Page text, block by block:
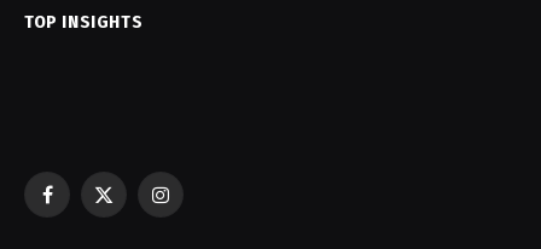
TOP INSIGHTS
Facebook
X
Instagram